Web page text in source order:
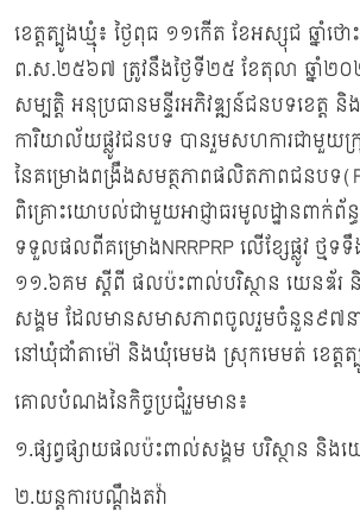
ខេត្តត្បូងឃ្មុំ៖ ថ្ងៃពុធ ១១កើត ខែអស្សុជ ឆ្នាំថ
ព.ស.២៥៦៧ ត្រូវនឹងថ្ងៃទី២៥ ខែតុលា ឆ្នាំ
សម្បត្តិ អនុប្រធានមន្ទីរអភិវឌ្ឍន៍ជនបទខេត្ត និង
ការិយាល័យផ្លូវជនបទ បានរួមសហការជាមួយក្រុ
នៃគម្រោងពង្រឹងសមត្ថភាពផលិតភាពជនបទ
ពិគ្រោះយោបល់ជាមួយអាជ្ញាធរមូលដ្ឋានពាក់ព័ន្
ទទួលផលពីគម្រោងNRRPRP លើខ្សែផ្លូវ ថ្ម
១១.៦គម ស្តីពី ផលប៉ះពាល់បរិស្ថាន យេនឌ័រ និង
សង្គម ដែលមានសមាសភាពចូលរួមចំនួន៩៧
នៅឃុំជាំតាម៉ៅ និងឃុំមេមង ស្រុកមេមត់ ខេត្តត្
គោលបំណងនៃកិច្ចប្រជុំរួមមាន៖
១.ផ្សព្វផ្សាយផលប៉ះពាល់សង្គម បរិស្ថាន និង
២.យន្តការបណ្តឹងតវ៉ា